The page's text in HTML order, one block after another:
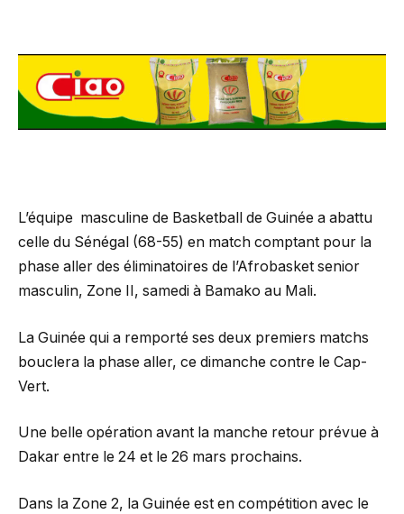
L’équipe masculine de Basketball de Guinée a abattu
celle du Sénégal (68-55) en match comptant pour la
phase aller des éliminatoires de l’Afrobasket senior
masculin, Zone II, samedi à Bamako au Mali.
La Guinée qui a remporté ses deux premiers matchs
bouclera la phase aller, ce dimanche contre le Cap-
Vert.
Une belle opération avant la manche retour prévue à
Dakar entre le 24 et le 26 mars prochains.
Dans la Zone 2, la Guinée est en compétition avec le